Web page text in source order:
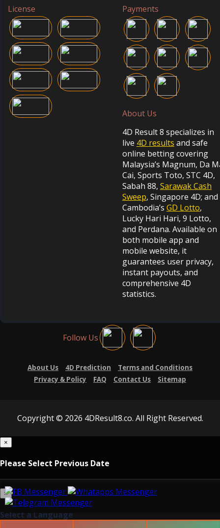
License Payments
About Us
4D Result 8 specializes in
live 4D results and safe
online betting covering
Malaysia’s Magnum, Da
Cai, Sports Toto, STC 4D,
Sabah 88, Sarawak Cash
Sweep, Singapore 4D; and
Cambodia’s GD Lotto,
Lucky Hari Hari, 9 Lotto,
and Perdana. Available on
both mobile app and
mobile website, it
guarantees user privacy,
instant payouts, and
comprehensive 4D
statistics.
Follow Us
About Us 4D Prediction
Terms and Conditions
Privacy & Policy
FAQ Contact Us Sitemap
Copyright © 2026 4DResult8.co. All Right Reserved.
×
Please Select Previous Date
×
Select a Language